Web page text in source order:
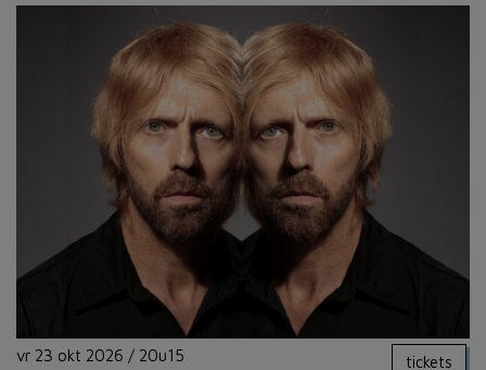
vr 23 okt 2026 / 20u15 tickets